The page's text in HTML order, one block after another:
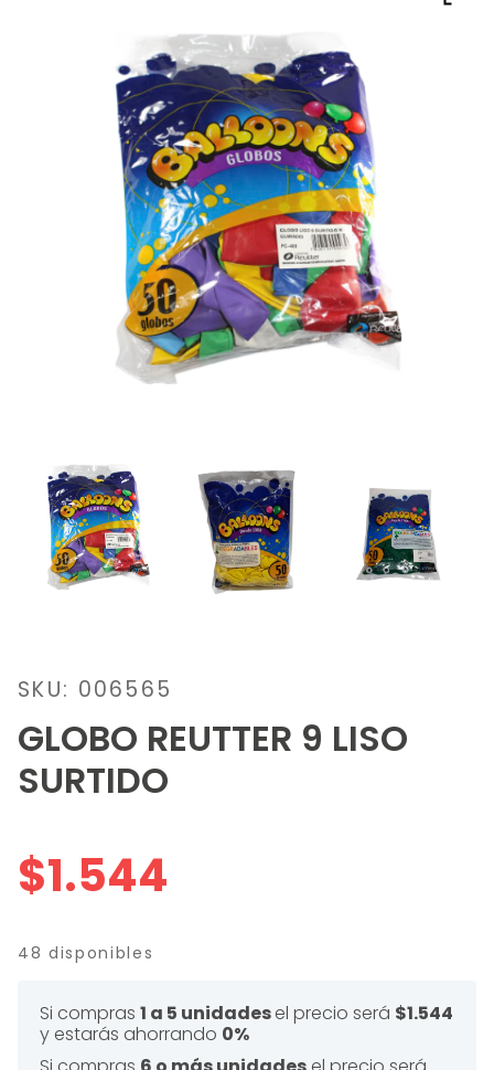
SKU: 006565
GLOBO REUTTER 9 LISO
SURTIDO
$1.544
48 disponibles
Si compras 1 a 5 unidadesel precio será $1.544
y estarás ahorrando 0%